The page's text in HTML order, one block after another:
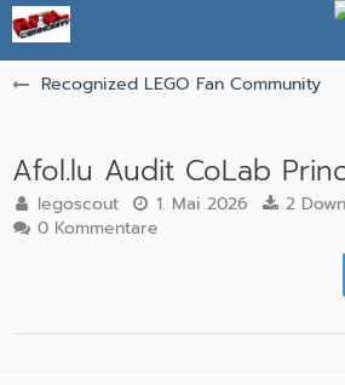
Recognized LEGO Fan Community
Afol.lu Audit CoLab
legoscout 1. Mai 2026
2
0 Kommentare